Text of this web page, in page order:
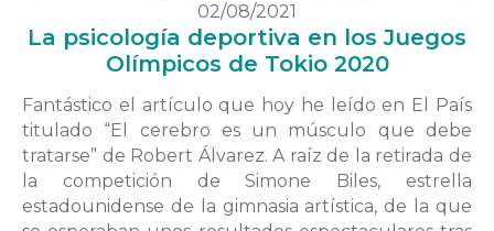
02/08/2021
La psicología deportiva en los Juegos
Olímpicos de Tokio 2020
Fantástico el artículo que hoy he leído en El País
titulado “El cerebro es un músculo que debe
tratarse” de Robert Álvarez. A raíz de la retirada de
la competición de Simone Biles, estrella
estadounidense de la gimnasia artística, de la que